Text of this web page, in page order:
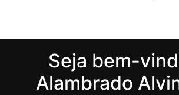
Seja bem-
Alambrado